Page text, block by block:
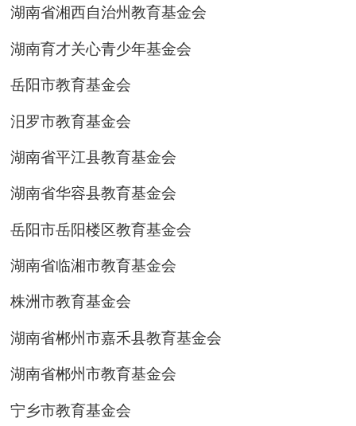
湖南省湘西自治州教育基金会
湖南育才关心青少年基金会
岳阳市教育基金会
汨罗市教育基金会
湖南省平江县教育基金会
湖南省华容县教育基金会
岳阳市岳阳楼区教育基金会
湖南省临湘市教育基金会
株洲市教育基金会
湖南省郴州市嘉禾县教育基金会
湖南省郴州市教育基金会
宁乡市教育基金会